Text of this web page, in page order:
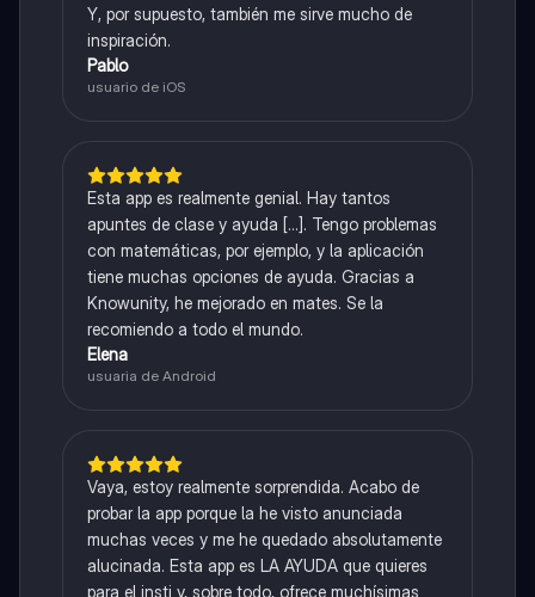
Y, por supuesto, también me sirve mucho de
inspiración.
Pablo
usuario de iOS
Esta app es realmente genial. Hay tantos
apuntes de clase y ayuda [...]. Tengo problemas
con matemáticas, por ejemplo, y la aplicación
tiene muchas opciones de ayuda. Gracias a
Knowunity, he mejorado en mates. Se la
recomiendo a todo el mundo.
Elena
usuaria de Android
Vaya, estoy realmente sorprendida. Acabo de
probar la app porque la he visto anunciada
muchas veces y me he quedado absolutamente
alucinada. Esta app es LA AYUDA que quieres
para el insti y, sobre todo, ofrece muchísimas